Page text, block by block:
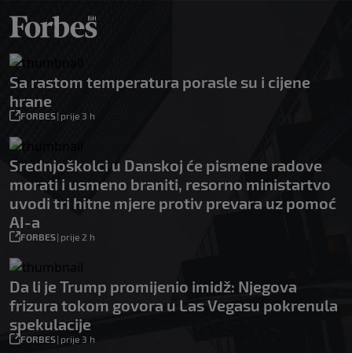
Sa rastom temperatura porasle su i cijene
hrane
FORBES| prije 3 h
Srednjoškolci u Danskoj će pismene radove
morati i usmeno braniti, resorno ministartvo
uvodi tri hitne mjere protiv prevara uz pomoć
AI-a
FORBES| prije 2 h
Da li je Trump promijenio imidž: Njegova
frizura tokom govora u Las Vegasu pokrenula
spekulacije
FORBES| prije 3 h